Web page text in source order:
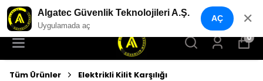
YENI NESIL GÜVENLIK GEÇIŞ SISTEMLERI
0
Tüm Ürünler Elektrikli Kilit Karşılığı
Algatec Güvenlik Teknolojileri A.Ş.
Uygulamada aç
AÇ ✕